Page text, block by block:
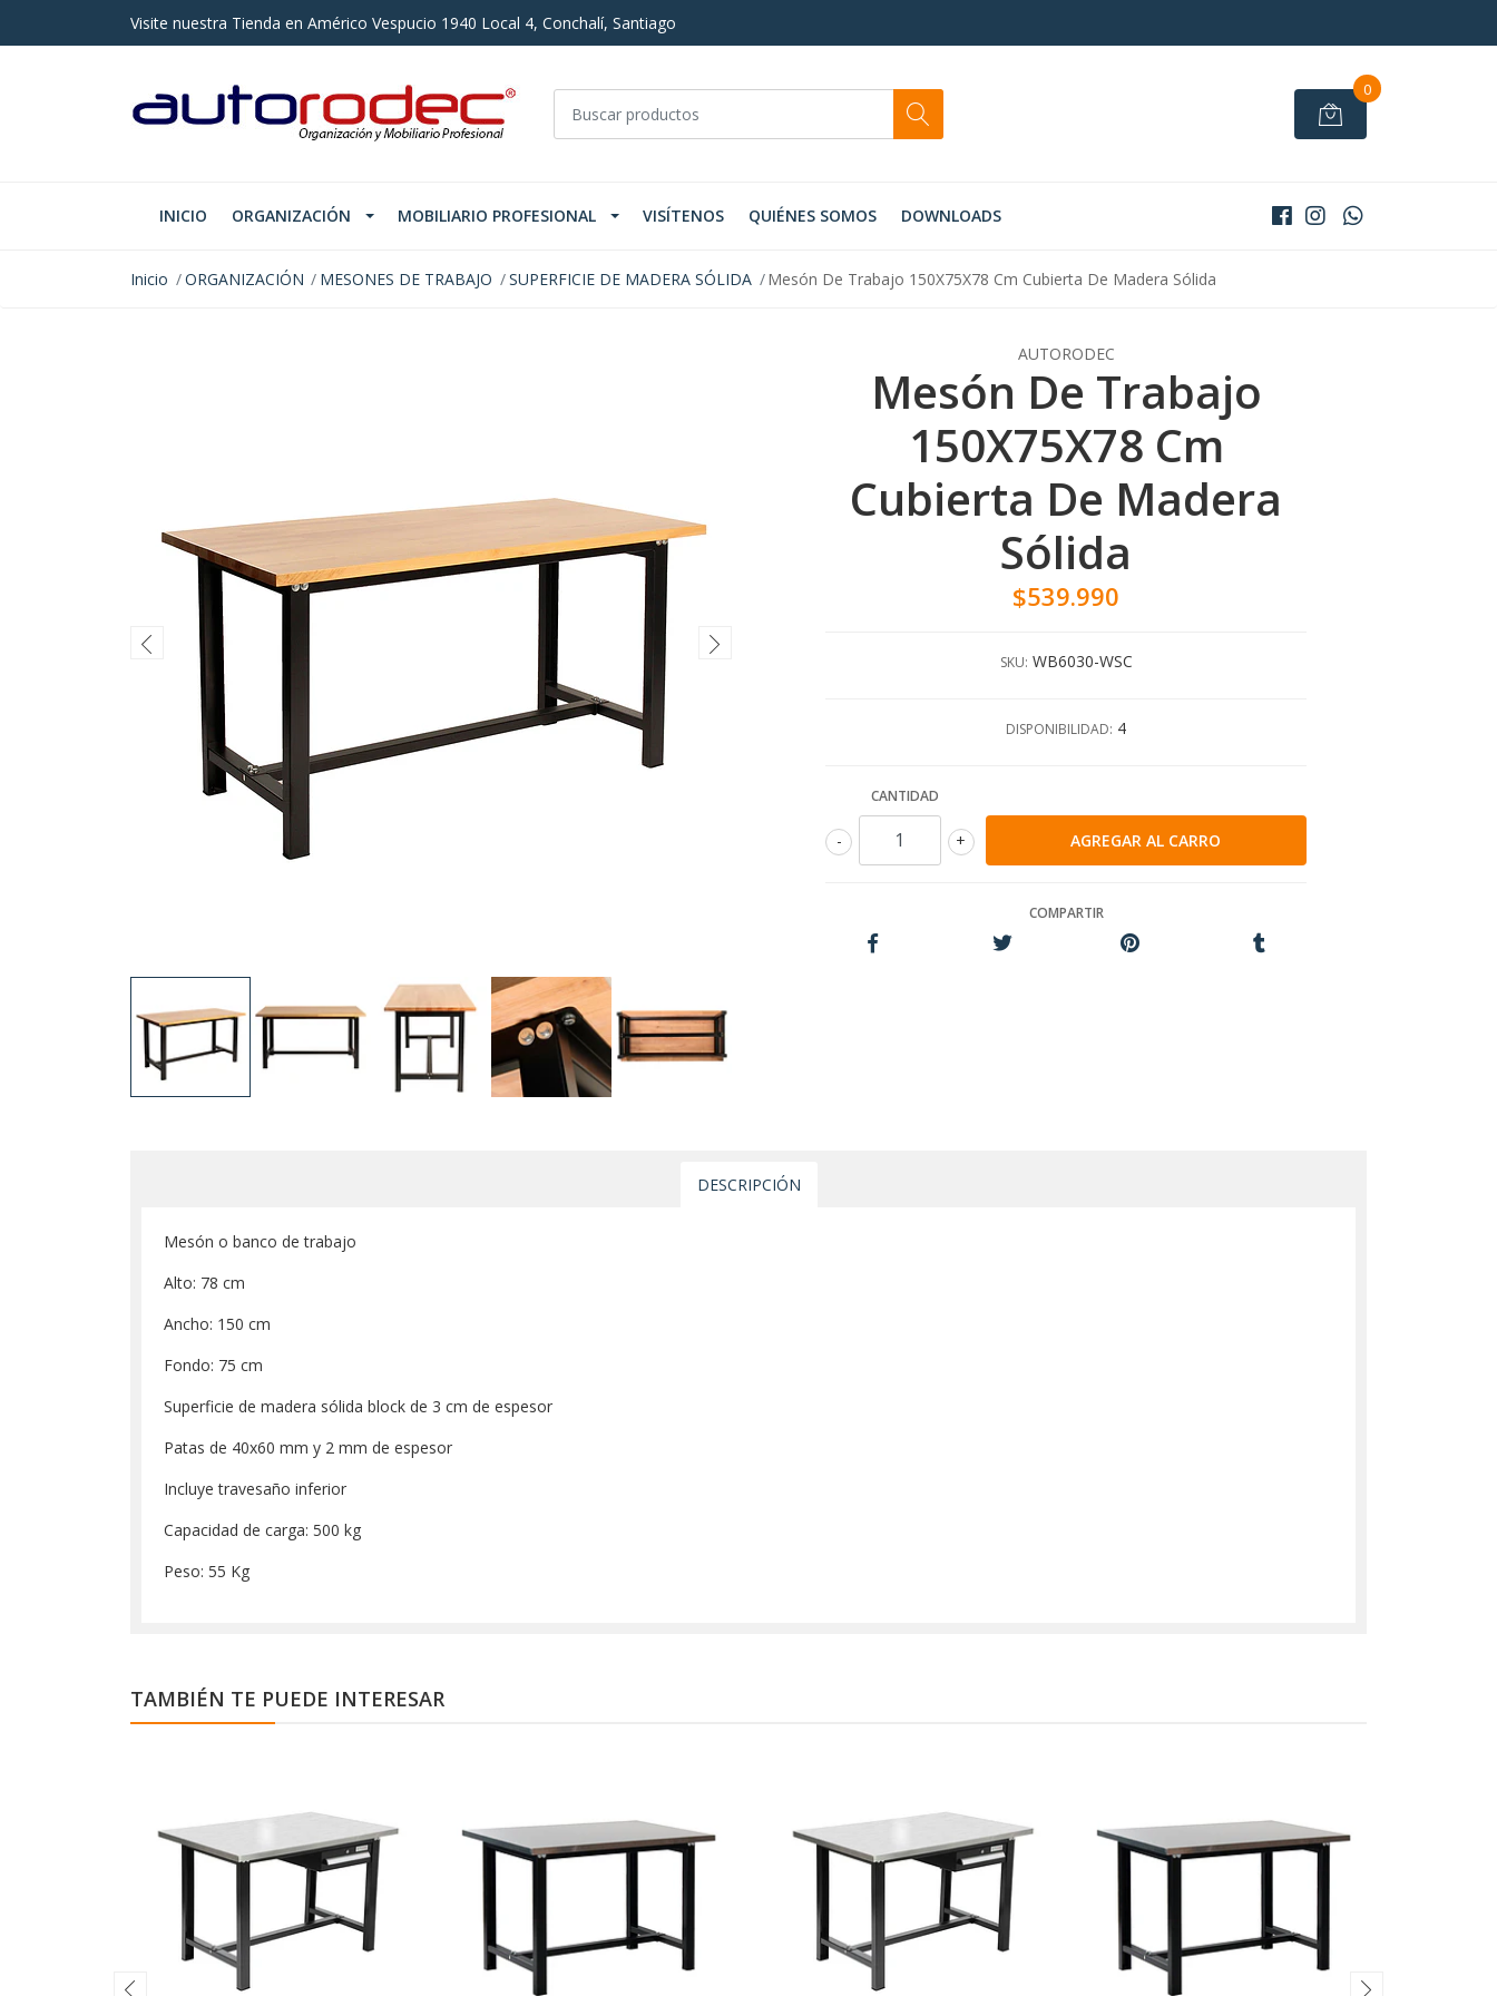
Visite nuestra Tienda en Américo Vespucio 1940 Local 4, Conchalí, Santiago
0
INICIO ORGANIZACIÓN MOBILIARIO PROFESIONAL VISÍTENOS QUIÉNES SOMOS DOWNLOADS
Inicio ORGANIZACIÓN MESONES DE TRABAJO SUPERFICIE DE MADERA SÓLIDA Mesón De Trabajo 150X75X78 Cm Cubierta De Madera Sólida
AUTORODEC
Mesón De Trabajo
150X75X78 Cm
Cubierta De Madera
Sólida
$539.990
SKU: WB6030-WSC
DISPONIBILIDAD: 4
CANTIDAD
+
-
COMPARTIR
DESCRIPCIÓN
Mesón o banco de trabajo
Alto: 78 cm
Ancho: 150 cm
Fondo: 75 cm
Superficie de madera sólida block de 3 cm de espesor
Patas de 40x60 mm y 2 mm de espesor
Incluye travesaño inferior
Capacidad de carga: 500 kg
Peso: 55 Kg
TAMBIÉN TE PUEDE INTERESAR